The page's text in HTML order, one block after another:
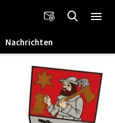
Nachrichten